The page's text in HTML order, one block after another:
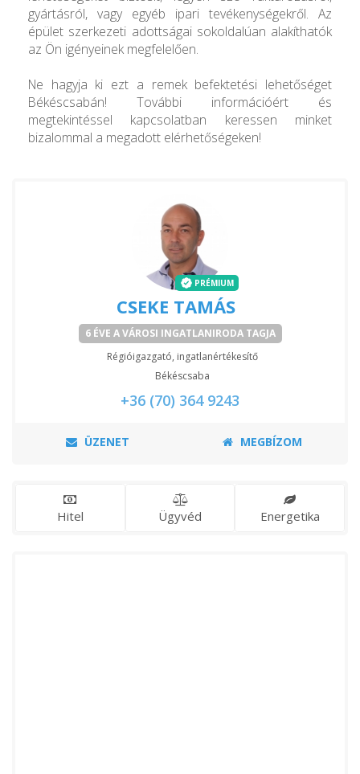
gyártásról, vagy egyéb ipari tevékenységekről. Az
épület szerkezeti adottságai sokoldalúan alakíthatók
az Ön igényeinek megfelelően.
Ne hagyja ki ezt a remek befektetési lehetőséget
Békéscsabán! További információért és
megtekintéssel kapcsolatban keressen minket
bizalommal a megadott elérhetőségeken!
PRÉMIUM
CSEKE TAMÁS
6 ÉVE A VÁROSI INGATLANIRODA TAGJA
Régióigazgató, ingatlanértékesítő
Békéscsaba
+36 (70) 364 9243
ÜZENET MEGBÍZOM
Hitel Ügyvéd Energetika